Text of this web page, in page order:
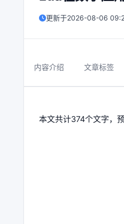
更新于2026-08-06
内容介绍 文章标签
本文共计374个文字，